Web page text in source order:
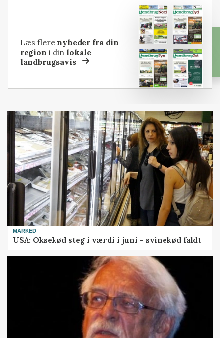
Læs flere nyheder fra din
region i dinlokale
landbrugsavis
MARKED
USA: Oksekød steg i værdi i juni – svinekød faldt